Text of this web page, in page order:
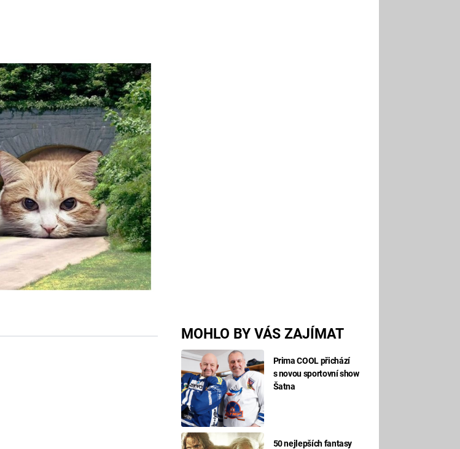
MOHLO BY VÁS ZAJÍMAT
Prima COOL přichází
s novou sportovní show
Šatna
50 nejlepších fantasy